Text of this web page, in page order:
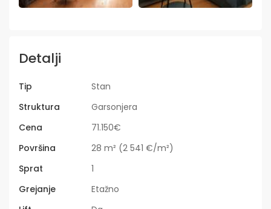
Detalji
Tip
Stan
Struktura
Garsonjera
Cena
71.150€
Površina
28 m² (2 541 €/m²)
Sprat
1
Grejanje
Etažno